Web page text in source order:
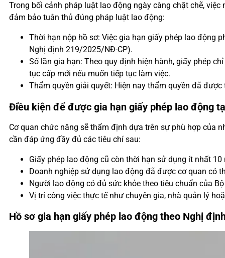
Trong bối cảnh pháp luật lao động ngày càng chặt chẽ,
đảm bảo tuân thủ đúng pháp luật lao động:
Thời hạn nộp hồ sơ: Việc gia hạn giấy phép lao động
Nghị định 219/2025/NĐ-CP).
Số lần gia hạn: Theo quy định hiện hành, giấy phép
tục cấp mới nếu muốn tiếp tục làm việc.
Thẩm quyền giải quyết: Hiện nay thẩm quyền đã
Điều kiện để được gia hạn giấy phép lao động
Cơ quan chức năng sẽ thẩm định dựa trên sự phù hợp của
cần đáp ứng đầy đủ các tiêu chí sau:
Giấy phép lao động cũ còn thời hạn sử dụng ít nhất
Doanh nghiệp sử dụng lao động đã được cơ quan có
Người lao động có đủ sức khỏe theo tiêu chuẩn của
Vị trí công việc thực tế như chuyên gia, nhà quản lý
Hồ sơ gia hạn giấy phép lao động theo Nghị